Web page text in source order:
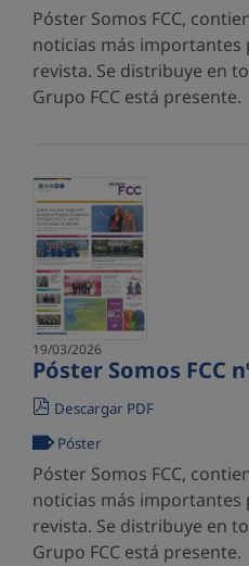
Póster Somos FCC,
noticias más importantes
revista. Se distribuye en
Grupo FCC está presente.
19/03/2026
Póster Somos FCC
Descargar PDF
Póster
Póster Somos FCC,
noticias más importantes
revista. Se distribuye en
Grupo FCC está presente.